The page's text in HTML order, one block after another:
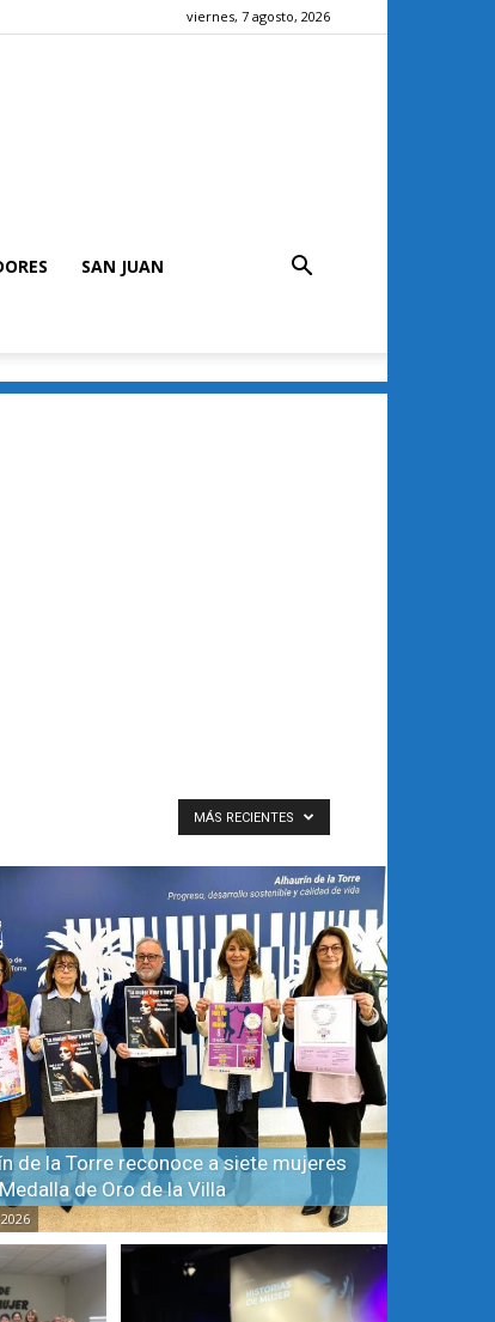
viernes, 7 agosto, 2026
SAN JUAN
MÁS RECIENTES
de la Torre reconoce a siete mujeres
de Oro de la Villa